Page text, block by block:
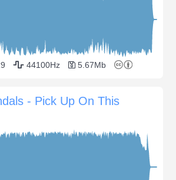
44100Hz 5.67Mb
- Pick Up On This